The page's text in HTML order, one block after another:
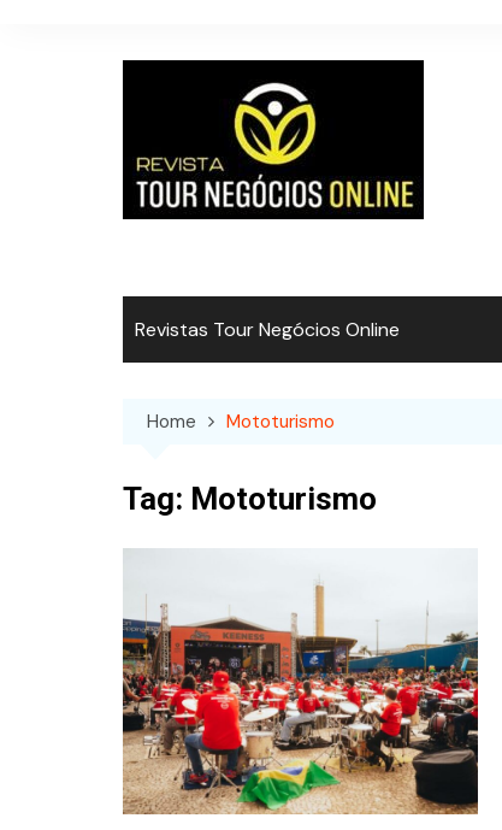
Revistas Tour Negócios Online
Home Mototurismo
Tag: Mototurismo